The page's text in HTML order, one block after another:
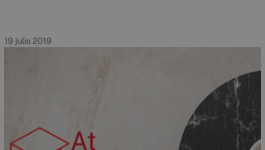
19 julio 2019